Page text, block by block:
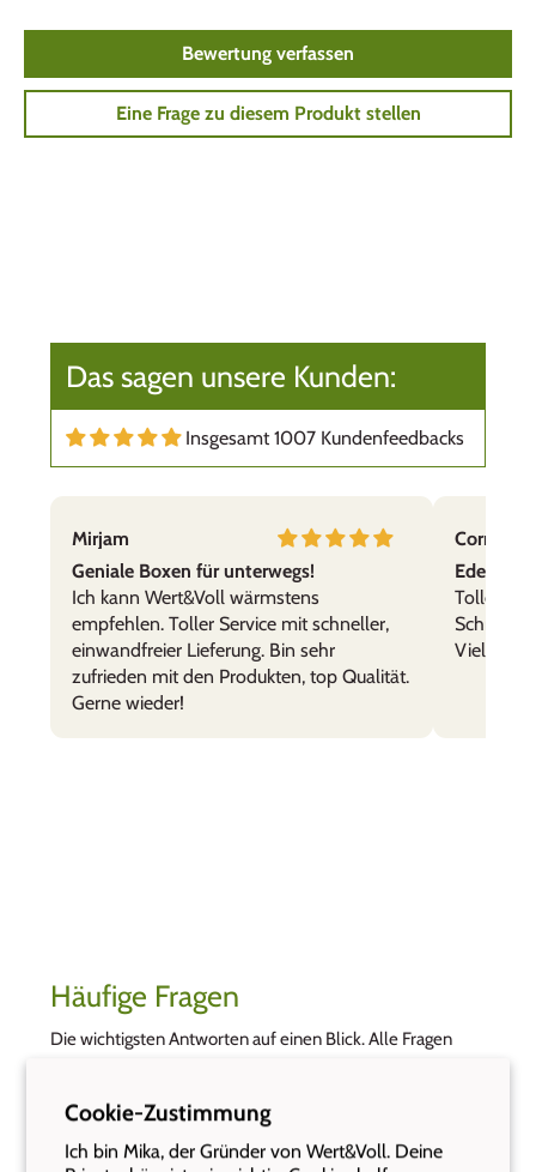
Cookie-Zustimmung
Ich bin Mika, der Gründer von Wert&Voll. Deine
Bewertung verfassen
Eine Frage zu diesem Produkt stellen
Das sagen unsere Kunden:
Insgesamt 1007 Kundenfeedbacks
Mirjam
Geniale Boxen für unterwegs!
Ich kann Wert&Voll wärmstens
empfehlen. Toller Service mit schneller,
einwandfreier Lieferung. Bin sehr
zufrieden mit den Produkten, top Qualität.
Gerne wieder!
Cornelia,
Tolle
Schnelle
Vielen
Häufige Fragen
Die wichtigsten Antworten auf einen Blick. Alle Fragen
Was kostet der Versand und ab wann liefert ihr
gratis?